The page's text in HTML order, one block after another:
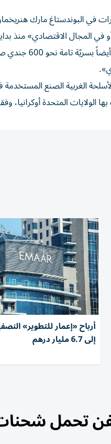
في البوندستاغ مارك
الاقتصادي» منذ بداية
وأشارت «دي
الغربية الصنع المستخدمة
الولايات المتحدة أوكرانيا،
إلى 6.7 مليار درهم